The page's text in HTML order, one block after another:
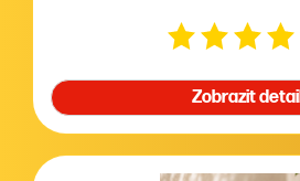
Zobrazit detail